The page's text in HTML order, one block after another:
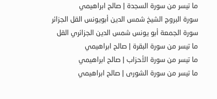
ما تيسر من سورة السجدة | صالح ابراهيمي
سورة البروج الشيخ شمس الدين أبويونس القل الجزائر
سورة الجمعة أبو يونس شمس الدين الجزائري القل
ما تيسر من سورة البقرة | صالح ابراهيمي
ما تيسر من سورة الأحزاب | صالح ابراهيمي
ما تيسر من سورة الشورى | صالح ابراهيمي